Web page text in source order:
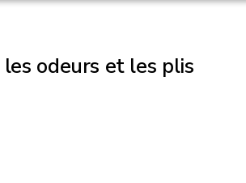
odeurs et les plis